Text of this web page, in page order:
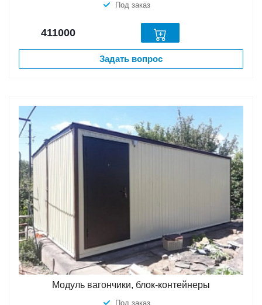
Под заказ
411000
Задать вопрос
Модуль вагончики, блок-контейнеры
Под заказ